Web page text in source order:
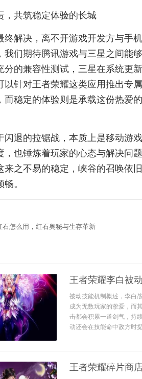
，共筑稳定体验的长城
终解决，离不开游戏开发方与手
我们期待腾讯游戏与三星之间能
分的兼容性测试，三星在系统更
以针对王者荣耀这类应用推出专
而稳定的体验则是承载这份热爱
闪退的拉锯战，本质上是移动游
，也锤炼着玩家的心态与解决问
来之不易的稳定，峡谷的召唤依
。
石怎么用，红石奥秘与生存革新
王者荣耀李白被
被动技能机制概述，李白
成为无数玩家的挚爱，而
击都会积累一道剑气，持
动还会在技能命中敌方时
王者荣耀碎片商